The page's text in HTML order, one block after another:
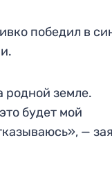
победил в
родной земле.
будет мой
—